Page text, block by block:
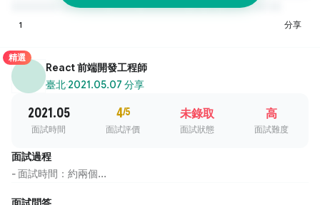
1 分享
精選
React 前端開發工程師
臺北·2021.05.07 分享
2021.05
面試時間
4/5
面試評價
未錄取
面試狀態
高
面試難度
面試過程
- 面試時間：約兩個...
面試問答